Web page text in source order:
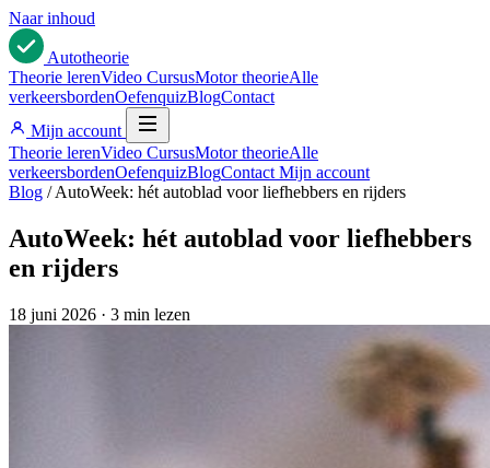
Naar inhoud
Autotheorie
Theorie lerenVideo CursusMotor theorieAlle
verkeersbordenOefenquizBlogContact
Mijn account
Theorie lerenVideo CursusMotor theorieAlle
verkeersbordenOefenquizBlogContact Mijn account
Blog / AutoWeek: hét autoblad voor liefhebbers en rijders
AutoWeek: hét autoblad voor liefhebbers
en rijders
18 juni 2026 · 3 min lezen